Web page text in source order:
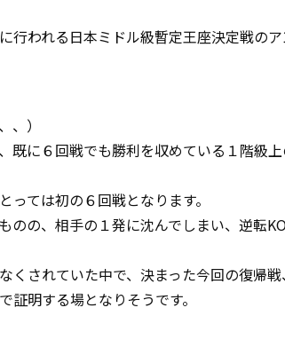
行われる日本ミドル級暫定王座決定戦のア
）
既に６回戦でも勝利を収めている１階級
ては初の６回戦となります。
の、相手の１発に沈んでしまい、逆転
くされていた中で、決まった今回の復帰
明する場となりそうです。